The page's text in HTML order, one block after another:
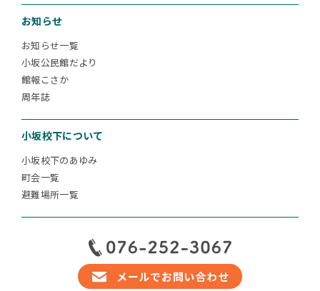
お知らせ
お知らせ一覧
小坂公民館だより
館報こさか
周年誌
小坂校下について
小坂校下のあゆみ
町会一覧
避難場所一覧
メールでお問い合わせ